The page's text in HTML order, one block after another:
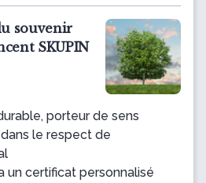
souvenir
SKUPIN
porteur de sens
le respect de
un certificat personnalisé